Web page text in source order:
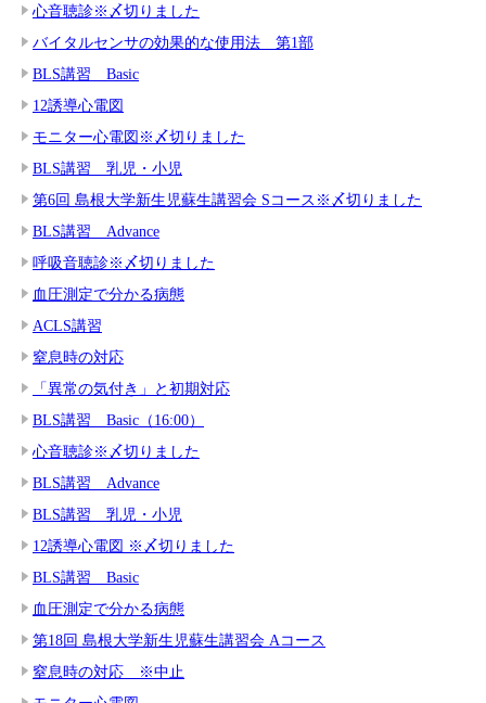
心音聴診※〆切りました
バイタルセンサの効果的な使用法 第1部
BLS講習 Basic
12誘導心電図
モニター心電図※〆切りました
BLS講習 乳児・小児
第6回 島根大学新生児蘇生講習会 Sコース※〆切りました
BLS講習 Advance
呼吸音聴診※〆切りました
血圧測定で分かる病態
ACLS講習
窒息時の対応
「異常の気付き」と初期対応
BLS講習 Basic（16:00）
心音聴診※〆切りました
BLS講習 Advance
BLS講習 乳児・小児
12誘導心電図 ※〆切りました
BLS講習 Basic
血圧測定で分かる病態
第18回 島根大学新生児蘇生講習会 Aコース
窒息時の対応 ※中止